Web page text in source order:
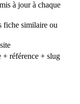
à jour à chaque
fiche similaire ou
référence + slug